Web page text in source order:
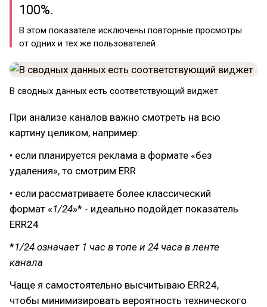
100%.
В этом показателе исключены повторные просмотры
от одних и тех же пользователей
В сводных данных есть соответствующий виджет
При анализе каналов важно смотреть на всю
картину целиком, например:
• если планируется реклама в формате «без
удаления», то смотрим ERR
• если рассматриваете более классический
формат «1/24»* - идеально подойдет показатель
ERR24
*1/24 означает 1 час в топе и 24 часа в ленте
канала
Чаще я самостоятельно высчитываю ERR24,
чтобы минимизировать вероятность технического